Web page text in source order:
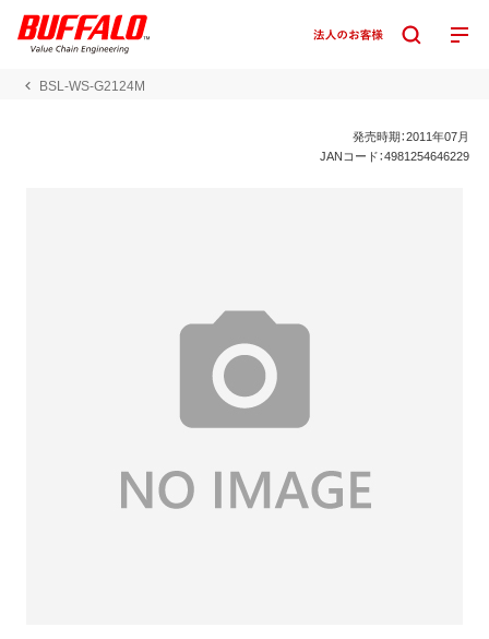
BSL-WS-G2124M
発売時期：2011年07月
JANコード：4981254646229